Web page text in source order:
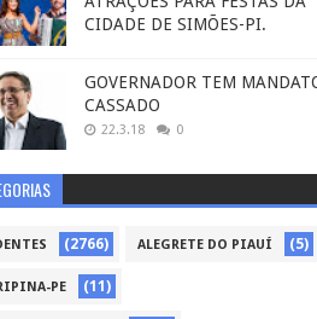
CIDADE DE SIMÕES-PI.
GOVERNADOR TEM
CASSADO
22.3.18 0
(2766) ALEGRETE DO PIAUÍ (5)
PE (11)